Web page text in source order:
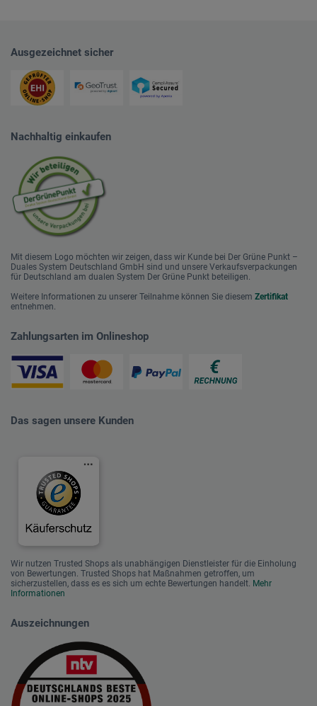
Ausgezeichnet sicher
Nachhaltig einkaufen
Mit diesem Logo möchten wir zeigen, dass wir Kunde bei Der Grüne Punkt –
Duales System Deutschland GmbH sind und unsere Verkaufsverpackungen
für Deutschland am dualen System Der Grüne Punkt beteiligen.
Weitere Informationen zu unserer Teilnahme können Sie diesem Zertifikat
entnehmen.
Zahlungsarten im Onlineshop
Das sagen unsere Kunden
Wir nutzen Trusted Shops als unabhängigen Dienstleister für die Einholung
von Bewertungen. Trusted Shops hat Maßnahmen getroffen, um
sicherzustellen, dass es es sich um echte Bewertungen handelt. Mehr
Informationen
Auszeichnungen